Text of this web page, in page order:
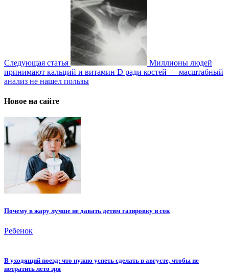
Следующая статья
Миллионы людей
принимают кальций и витамин D ради костей — масштабный
анализ не нашел пользы
Новое на сайте
Почему в жару лучше не давать детям газировку и сок
Ребенок
В уходящий поезд: что нужно успеть сделать в августе, чтобы не
потратить лето зря